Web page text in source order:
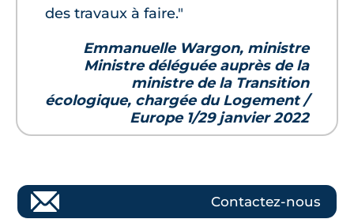
des travaux à faire."
Emmanuelle Wargon, ministre
Ministre déléguée auprès de la
ministre de la Transition
écologique, chargée du Logement /
Europe 1/29 janvier 2022
Contactez-nous